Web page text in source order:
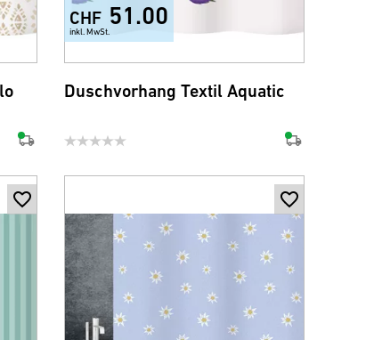
CHF 51.00
inkl. MwSt.
Duschvorhang Textil Aquatic